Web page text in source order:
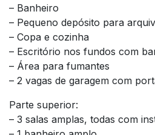
– Banheiro
– Pequeno depósito para
– Copa e cozinha
– Escritório nos fundos com
– Área para fumantes
– 2 vagas de garagem com
Parte superior:
– 3 salas amplas, todas com